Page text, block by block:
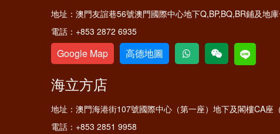
地址： 澳門友誼巷56號澳門國際中心地下Q,BP,BQ,BR鋪及地庫
電話： +853 2872 6935
Google Map 高德地圖
海立方店
地址： 澳門海港街107號國際中心（第一座）地下及閣樓CA座
電話： +853 2851 9958